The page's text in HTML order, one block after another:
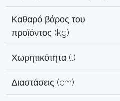
Καθαρό βάρος του
προϊόντος (kg)
Χωρητικότητα (l)
Διαστάσεις (cm)